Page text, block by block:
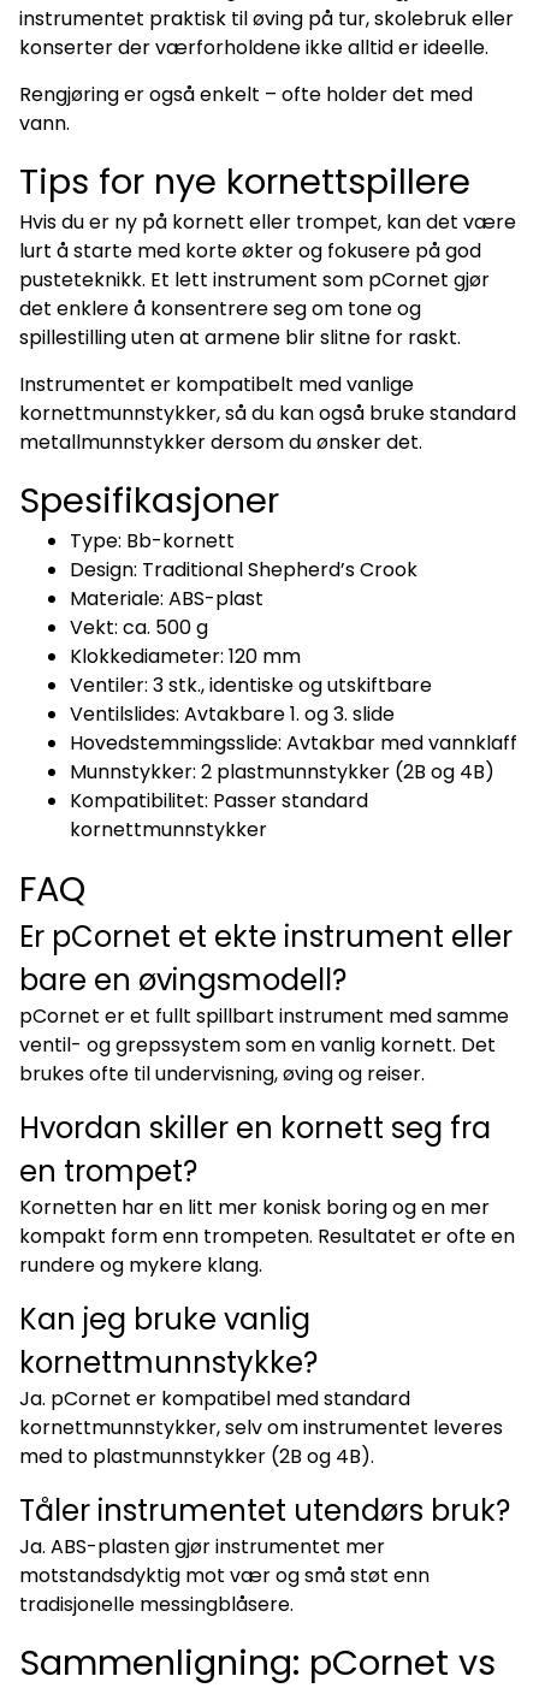
instrumentet praktisk til øving på tur, skolebruk eller
konserter der værforholdene ikke alltid er ideelle.
Rengjøring er også enkelt – ofte holder det med
vann.
Tips for nye kornettspillere
Hvis du er ny på kornett eller trompet, kan det være
lurt å starte med korte økter og fokusere på god
pusteteknikk. Et lett instrument som pCornet gjør
det enklere å konsentrere seg om tone og
spillestilling uten at armene blir slitne for raskt.
Instrumentet er kompatibelt med vanlige
kornettmunnstykker, så du kan også bruke standard
metallmunnstykker dersom du ønsker det.
Spesifikasjoner
Type: Bb-kornett
Design: Traditional Shepherd’s Crook
Materiale: ABS-plast
Vekt: ca. 500 g
Klokkediameter: 120 mm
Ventiler: 3 stk., identiske og utskiftbare
Ventilslides: Avtakbare 1. og 3. slide
Hovedstemmingsslide: Avtakbar med vannklaff
Munnstykker: 2 plastmunnstykker (2B og 4B)
Kompatibilitet: Passer standard
kornettmunnstykker
FAQ
Er pCornet et ekte instrument eller
bare en øvingsmodell?
pCornet er et fullt spillbart instrument med samme
ventil- og grepssystem som en vanlig kornett. Det
brukes ofte til undervisning, øving og reiser.
Hvordan skiller en kornett seg fra
en trompet?
Kornetten har en litt mer konisk boring og en mer
kompakt form enn trompeten. Resultatet er ofte en
rundere og mykere klang.
Kan jeg bruke vanlig
kornettmunnstykke?
Ja. pCornet er kompatibel med standard
kornettmunnstykker, selv om instrumentet leveres
med to plastmunnstykker (2B og 4B).
Tåler instrumentet utendørs bruk?
Ja. ABS-plasten gjør instrumentet mer
motstandsdyktig mot vær og små støt enn
tradisjonelle messingblåsere.
Sammenligning: pCornet vs